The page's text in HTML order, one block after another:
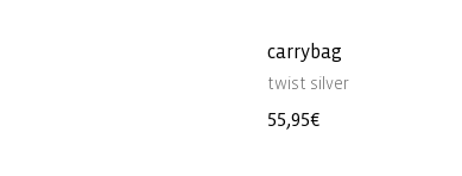
carrybag
twist silver
Normale
55,95€